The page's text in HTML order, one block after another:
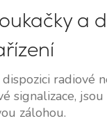
a
radiové
signalizace, jsou
zálohou.